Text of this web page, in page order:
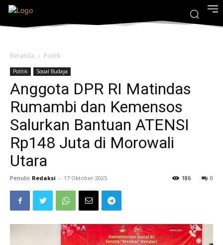
Beranda Politik
Politik Sosial Budaya
Anggota DPR RI Matindas
Rumambi dan Kemensos
Salurkan Bantuan ATENSI
Rp148 Juta di Morowali
Utara
Penulis Redaksi - 17 Oktober 2025 0
186